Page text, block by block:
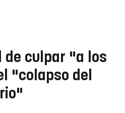
de culpar "a los
"colapso del